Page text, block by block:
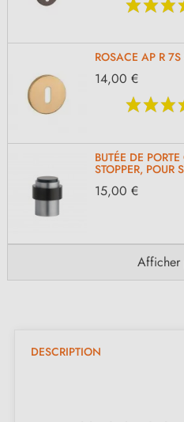
ROSACE AP R
14,00 €
BUTÉE DE
STOPPER, POUR
15,00 €
Afficher
DESCRIPTION